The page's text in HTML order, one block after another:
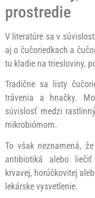
prostredie
V literatúre sa v
aj o čučoriedkach a
tu kladie na triesloviny,
Tradične sa listy
trávenia a hnačky.
súvislosť medzi
mikrobiómom.
To však neznamená,
antibiotiká alebo
krvavej, horúčkovitej
lekárske vysvetlenie.